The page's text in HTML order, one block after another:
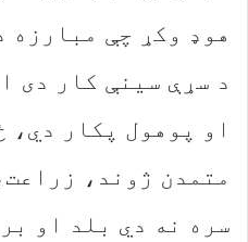
هوډ وکړ چې مبارزه
د سړې سینې کار دی
او پوهول پکار دي،
متمدن ژوند،
سره نه دي بلد او